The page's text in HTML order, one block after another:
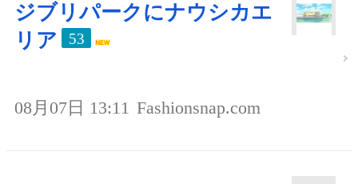
ジブリパークにナウシカエ
リア
53
08月07日 13:11 Fashionsnap.com